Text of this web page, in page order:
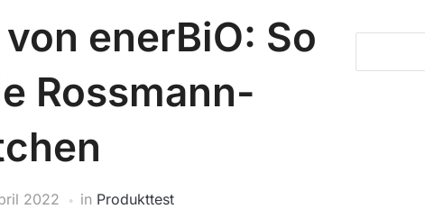
enerBiO: So
Rossmann-
2022 in Produkttest